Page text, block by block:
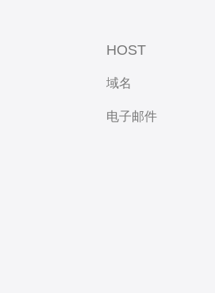
HOST
域名
电子邮件